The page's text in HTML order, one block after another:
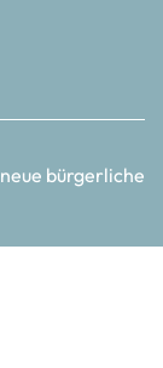
bürgerliche